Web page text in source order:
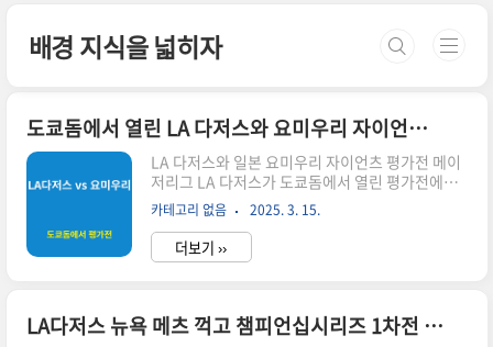
배경 지식을 넓히자
도쿄돔에서 열린 LA 다저스와 요미우리 자이언츠 평가전, 오타니 쇼헤이 활약
LA 다저스와 일본 요미우리 자이언츠 평가전 메이
저리그 LA 다저스가 도쿄돔에서 열린 평가전에서
일본 프로야구 명문 요미우리 자이언츠를 5-1로 제
압하며 도쿄 시리즈의 기대감을 높였습니다. 이번
경기는 다저스의 슈퍼스타 오타니 쇼헤이가 자국
팬들 앞에서 화려한 홈런을 터뜨리며 관중들을 열
요한 한 판이었습니다.경기 하이라이트 및 주요 내
용 평가전 개요 경기 일시 및 장소2025년, 15일 도
카테고리 없음 2025. 3. 15.
더보기 ››
LA다저스 뉴욕 메츠 꺽고 챔피언십시리즈 1차전 승리, 오타니의 활약 돋보여